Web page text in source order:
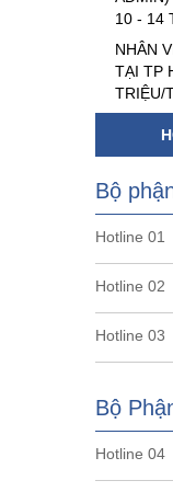
10 - 14
NHÂN
TẠI TP
TRIỆU/
Bộ
Hotline 01
Hotline 02
Hotline 03
Bộ
Hotline 04